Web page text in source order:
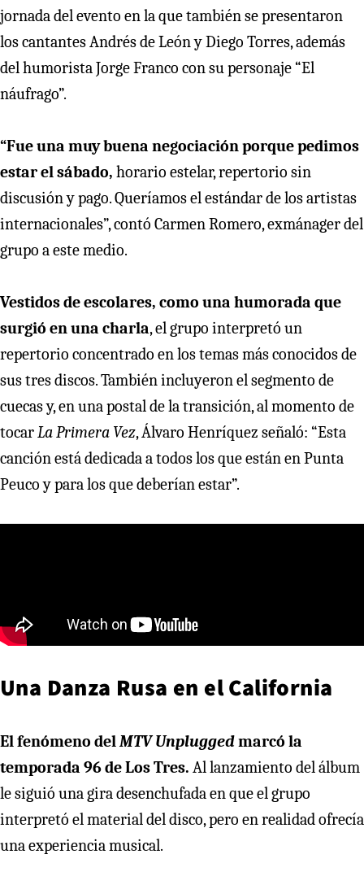
jornada del evento en la que también se presentaron
los cantantes Andrés de León y Diego Torres, además
del humorista Jorge Franco con su personaje “El
náufrago”.
“Fue una muy buena negociación porque pedimos
estar el sábado, horario estelar, repertorio sin
discusión y pago. Queríamos el estándar de los artistas
internacionales”, contó Carmen Romero, exmánager del
grupo a este medio.
Vestidos de escolares, como una humorada que
surgió en una charla, el grupo interpretó un
repertorio concentrado en los temas más conocidos de
sus tres discos. También incluyeron el segmento de
cuecas y, en una postal de la transición, al momento de
tocarLa Primera Vez, Álvaro Henríquez señaló: “Esta
canción está dedicada a todos los que están en Punta
Peuco y para los que deberían estar”.
Una Danza Rusa en el California
El fenómeno delMTV Unpluggedmarcó la
temporada 96 de Los Tres. Al lanzamiento del álbum
le siguió una gira desenchufada en que el grupo
interpretó el material del disco, pero en realidad ofrecía
una experiencia musical.